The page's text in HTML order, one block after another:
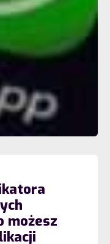
możesz